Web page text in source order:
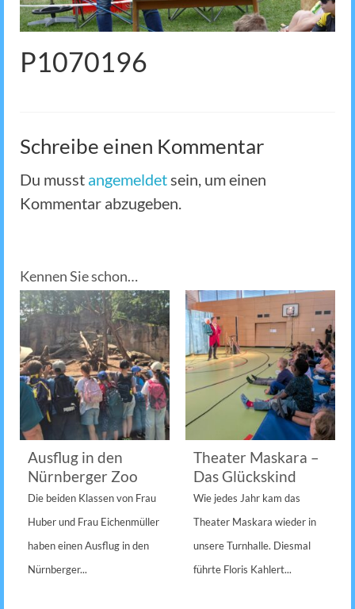
P1070196
Schreibe einen Kommentar
Du musst angemeldetsein, um einen
Kommentar abzugeben.
Kennen Sie schon…
Ausflug in den
Nürnberger Zoo
Die beiden Klassen von Frau
Huber und Frau Eichenmüller
haben einen Ausflug in den
Nürnberger...
Theater Maskara –
Das Glückskind
Wie jedes Jahr kam das
Theater Maskara wieder in
unsere Turnhalle. Diesmal
führte Floris Kahlert...